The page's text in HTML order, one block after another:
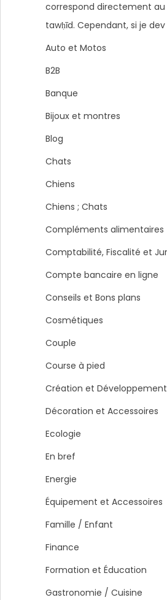
correspond directement au
tawḥīd. Cependant, si je dev
Auto et Motos
B2B
Banque
Bijoux et montres
Blog
Chats
Chiens
Chiens ; Chats
Compléments alimentaires
Comptabilité, Fiscalité et
Compte bancaire en ligne
Conseils et Bons plans
Cosmétiques
Couple
Course à pied
Création et Développement
Décoration et Accessoires
Ecologie
En bref
Energie
Équipement et Accessoires
Famille / Enfant
Finance
Formation et Éducation
Gastronomie / Cuisine